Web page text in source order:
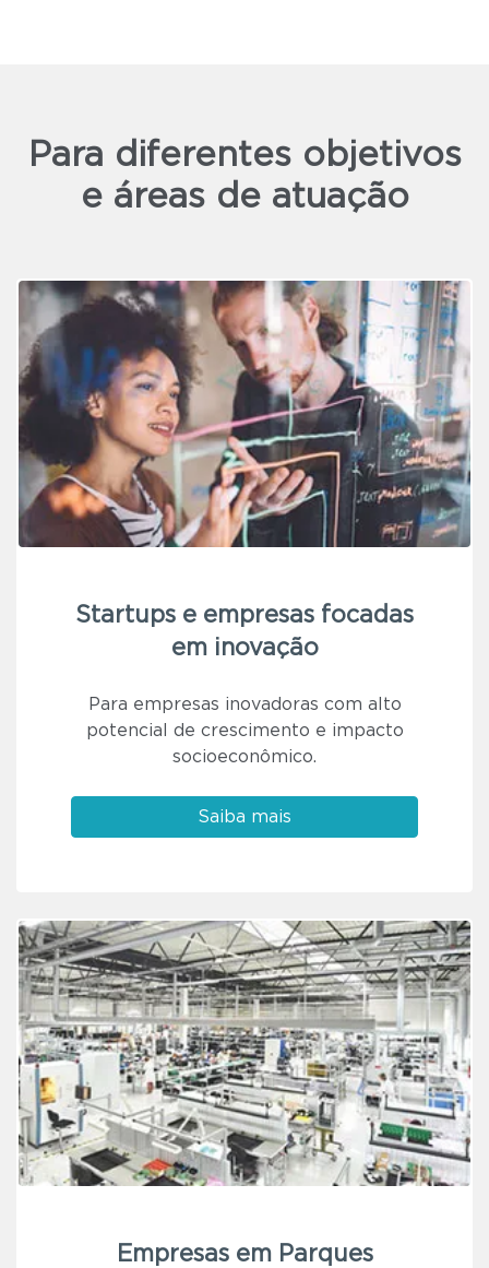
Para diferentes objetivos
e áreas de atuação
Startups e empresas focadas
em inovação
Para empresas inovadoras com alto
potencial de crescimento e impacto
socioeconômico.
Saiba mais
Empresas em Parques